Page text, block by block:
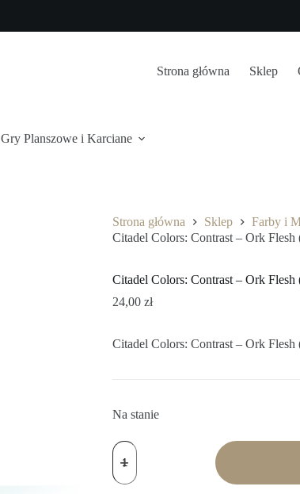
Strona główna Sklep
Gry Planszowe i Karciane
Strona główna Sklep Farby i
Citadel Colors: Contrast – Ork Flesh
Citadel Colors: Contrast – Ork Flesh
24,00 zł
Citadel Colors: Contrast – Ork Flesh
Na stanie
ilość
Citadel
Colors:
Contrast